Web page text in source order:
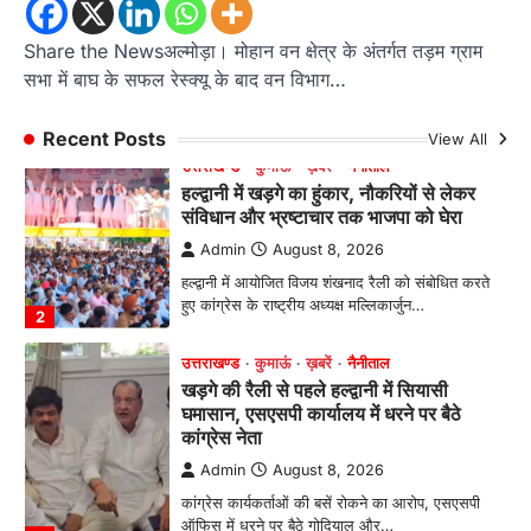
Share the Newsअल्मोड़ा। मोहान वन क्षेत्र के अंतर्गत तड़म ग्राम
सभा में बाघ के सफल रेस्क्यू के बाद वन विभाग…
Recent Posts View All
Admin
हल्द्वानी में आयोजित विजय शंखनाद रैली को संबोधित करते
हुए कांग्रेस के राष्ट्रीय अध्यक्ष मल्लिकार्जुन…
3
उत्तराखण्ड कुमाऊं ख़बरें नैनीताल
खड़गे की रैली से पहले हल्द्वानी में सियासी
घमासान, एसएसपी कार्यालय में धरने पर बैठे
कांग्रेस नेता
Admin August 8, 2026
कांग्रेस कार्यकर्ताओं की बसें रोकने का आरोप, एसएसपी
ऑफिस में धरने पर बैठे गोदियाल और…
अल्मोड़ा उत्तराखण्ड कुमाऊं ख़बरें
मानिला देवी मंदिर में श्रीमद्भागवत कथा के चतुर्थ
दिवस धूमधाम से मनाया गया श्रीकृष्ण जन्मोत्सव,
राज्य मंत्री कैलाश पंत ने किया कथा श्रवण
Admin August 6, 2026
रानीखेत। मानिला देवी मंदिर, कमराड़/विनायक क्षेत्र में
आयोजित श्रीमद्भागवत कथा के चतुर्थ दिवस गुरुवार को…